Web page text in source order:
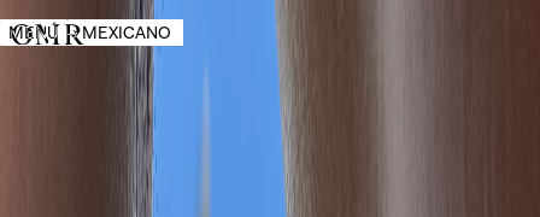
MENÚ →MEXICANO